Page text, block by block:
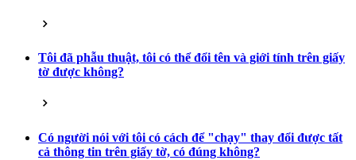
Tôi đã phẫu thuật, tôi có thể đổi tên và giới tính trên giấy
tờ được không?
Có người nói với tôi có cách để "chạy" thay đổi được tất
cả thông tin trên giấy tờ, có đúng không?